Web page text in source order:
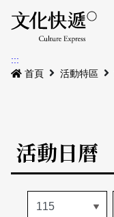
最新公告
本期專題
歷史專題
活動特區
活動列表
關於我們
:::
首頁
活動特區
活動日曆